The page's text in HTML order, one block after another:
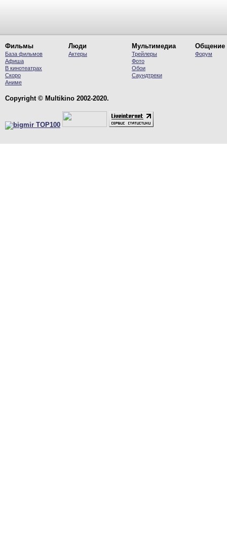
Фильмы
База фильмов
Афиша
В кинотеатрах
Скоро
Аниме
Люди
Актеры
Мультимедиа
Трейлеры
Фото
Обои
Саундтреки
Общение
Форум
Copyright © Multikino 2002-2020.